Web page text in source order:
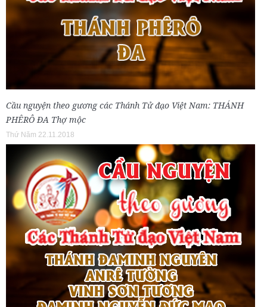
Cầu nguyện theo gương các Thánh Tử đạo Việt Nam: THÁNH
PHÊRÔ ĐA Thợ mộc
Thứ Năm 22.11.2018